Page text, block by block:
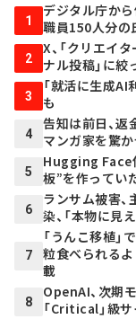
1
デジタル庁か
職員150人分の
2
X、「クリエイ
ナル投稿」に
3
「就活に生成
も
4
告知は前日、
マンガ家を驚
5
Hugging Face
板”を作って
6
ランサム被害
染、「本物に見
7
「うんこ移植
粒食べられる
載
8
OpenAI、次期
「Critical」級